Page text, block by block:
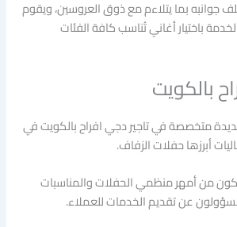
جوانبه بما يتلاءم مع ذوق العروسين، ويقوم
باختيار أغاني تُناسب كافة الفئات
بالكويت
متخصصة في تاجير دجي افراح بالكويت في
أبرزها حفلات الزفاف.
من أمهر منظمي الحفلات والمناسبات
عن تقديم الخدمات للعملاء.